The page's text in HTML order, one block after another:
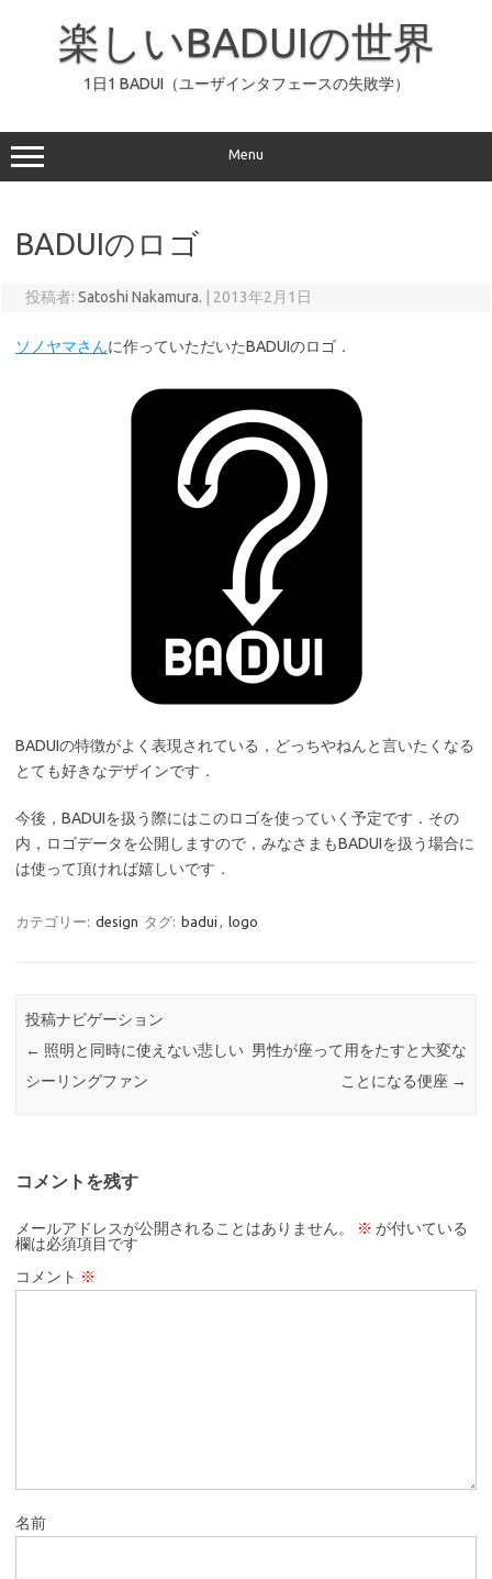
ッ
プ
楽しいBADUIの世界
1日1 BADUI（ユーザインタフェースの失敗学）
Menu
BADUIのロゴ
投稿者: Satoshi Nakamura. 2013年2月1日
ソノヤマさんに作っていただいたBADUIのロゴ．
BADUIの特徴がよく表現されている，どっちやねんと言いたくなる
とても好きなデザインです．
今後，BADUIを扱う際にはこのロゴを使っていく予定です．その
内，ロゴデータを公開しますので，みなさまもBADUIを扱う場合に
は使って頂ければ嬉しいです．
カテゴリー: design タグ: badui , logo
投稿ナビゲーション
← 照明と同時に使えない悲しい
シーリングファン
男性が座って用をたすと大変な
ことになる便座 →
コメントを残す
メールアドレスが公開されることはありません。 ※ が付いている
欄は必須項目です
コメント ※
名前